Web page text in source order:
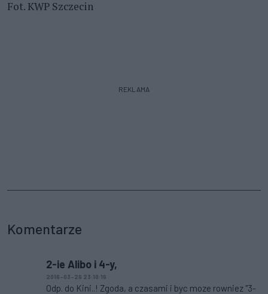
Fot. KWP Szczecin
REKLAMA
Komentarze
2-ie Alibo i 4-y,
2016-03-26 23:10:16
Odp. do Kini..! Zgoda, a czasami i byc moze rowniez "3-